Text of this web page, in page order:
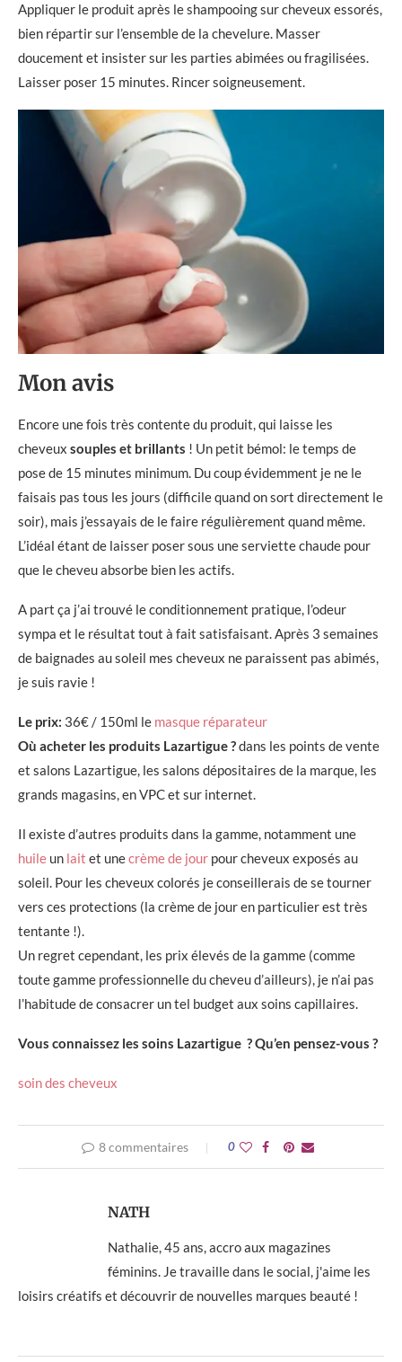
Appliquer le produit après le shampooing sur cheveux essorés,
bien répartir sur l’ensemble de la chevelure. Masser
doucement et insister sur les parties abimées ou fragilisées.
Laisser poser 15 minutes. Rincer soigneusement.
Mon avis
Encore une fois très contente du produit, qui laisse les
cheveux souples et brillants ! Un petit bémol: le temps de
pose de 15 minutes minimum. Du coup évidemment je ne le
faisais pas tous les jours (difficile quand on sort directement le
soir), mais j’essayais de le faire régulièrement quand même.
L’idéal étant de laisser poser sous une serviette chaude pour
que le cheveu absorbe bien les actifs.
A part ça j’ai trouvé le conditionnement pratique, l’odeur
sympa et le résultat tout à fait satisfaisant. Après 3 semaines
de baignades au soleil mes cheveux ne paraissent pas abimés,
je suis ravie !
Le prix: 36€ / 150ml le masque réparateur
Où acheter les produits Lazartigue ?dans les points de vente
et salons Lazartigue, les salons dépositaires de la marque, les
grands magasins, en VPC et sur internet.
Il existe d’autres produits dans la gamme, notamment une
huile un lait et unecrème de jour pour cheveux exposés au
soleil. Pour les cheveux colorés je conseillerais de se tourner
vers ces protections (la crème de jour en particulier est très
tentante !).
Un regret cependant, les prix élevés de la gamme (comme
toute gamme professionnelle du cheveu d’ailleurs), je n’ai pas
l’habitude de consacrer un tel budget aux soins capillaires.
Vous connaissez les soins Lazartigue ? Qu’en pensez-vous ?
soin des cheveux
8 commentaires 0
NATH
Nathalie, 45 ans, accro aux magazines
féminins. Je travaille dans le social, j'aime les
loisirs créatifs et découvrir de nouvelles marques beauté !